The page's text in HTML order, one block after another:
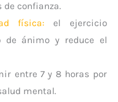
de confianza.
física: el ejercicio
de ánimo y reduce el
entre 7 y 8 horas por
mental.